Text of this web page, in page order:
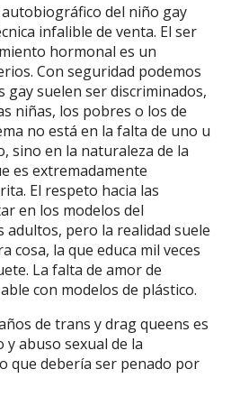
del niño gay
infalible de venta. El ser
hormonal es un
Con seguridad podemos
gay suelen ser discriminados,
niñas, los pobres o los de
no está en la falta de uno u
sino en la naturaleza de la
es extremadamente
El respeto hacia las
en los modelos del
pero la realidad suele
cosa, la que educa mil veces
La falta de amor de
con modelos de plástico.
de trans y drag queens es
abuso sexual de la
que debería ser penado por